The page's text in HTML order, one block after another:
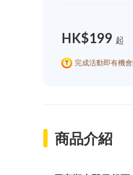
HK$199 起
完成活動即有機
商品介紹